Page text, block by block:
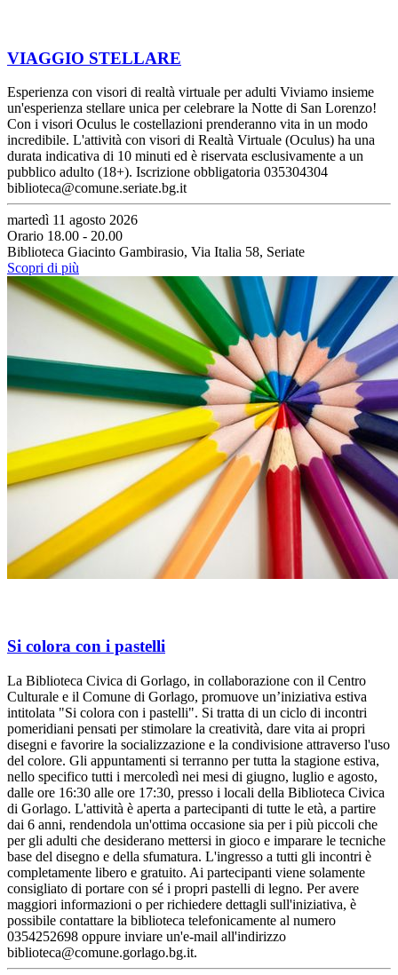
VIAGGIO STELLARE
Esperienza con visori di realtà virtuale per adulti Viviamo insieme
un'esperienza stellare unica per celebrare la Notte di San Lorenzo!
Con i visori Oculus le costellazioni prenderanno vita in un modo
incredibile. L'attività con visori di Realtà Virtuale (Oculus) ha una
durata indicativa di 10 minuti ed è riservata esclusivamente a un
pubblico adulto (18+). Iscrizione obbligatoria 035304304
biblioteca@comune.seriate.bg.it
martedì 11 agosto 2026
Orario 18.00 - 20.00
Biblioteca Giacinto Gambirasio, Via Italia 58, Seriate
Scopri di più
Si colora con i pastelli
La Biblioteca Civica di Gorlago, in collaborazione con il Centro
Culturale e il Comune di Gorlago, promuove un’iniziativa estiva
intitolata "Si colora con i pastelli". Si tratta di un ciclo di incontri
pomeridiani pensati per stimolare la creatività, dare vita ai propri
disegni e favorire la socializzazione e la condivisione attraverso l'uso
del colore. Gli appuntamenti si terranno per tutta la stagione estiva,
nello specifico tutti i mercoledì nei mesi di giugno, luglio e agosto,
dalle ore 16:30 alle ore 17:30, presso i locali della Biblioteca Civica
di Gorlago. L'attività è aperta a partecipanti di tutte le età, a partire
dai 6 anni, rendendola un'ottima occasione sia per i più piccoli che
per gli adulti che desiderano mettersi in gioco e imparare le tecniche
base del disegno e della sfumatura. L'ingresso a tutti gli incontri è
completamente libero e gratuito. Ai partecipanti viene solamente
consigliato di portare con sé i propri pastelli di legno. Per avere
maggiori informazioni o per richiedere dettagli sull'iniziativa, è
possibile contattare la biblioteca telefonicamente al numero
0354252698 oppure inviare un'e-mail all'indirizzo
biblioteca@comune.gorlago.bg.it.